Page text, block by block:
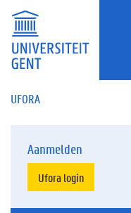
UFORA
Aanmelden
Ufora login